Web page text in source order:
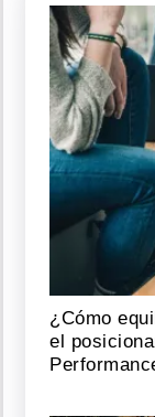
¿Cómo
el